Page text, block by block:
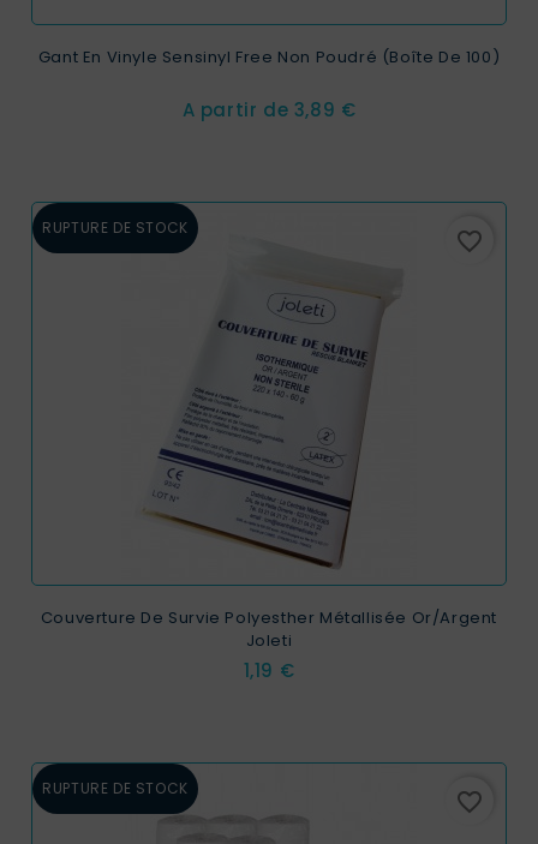
Gant En Vinyle Sensinyl Free Non Poudré (Boîte De 100)
A partir de Prix
3,89 €
RUPTURE DE STOCK favorite_border
Couverture De Survie Polyesther Métallisée Or/argent
Joleti
Prix
1,19 €
RUPTURE DE STOCK favorite_border